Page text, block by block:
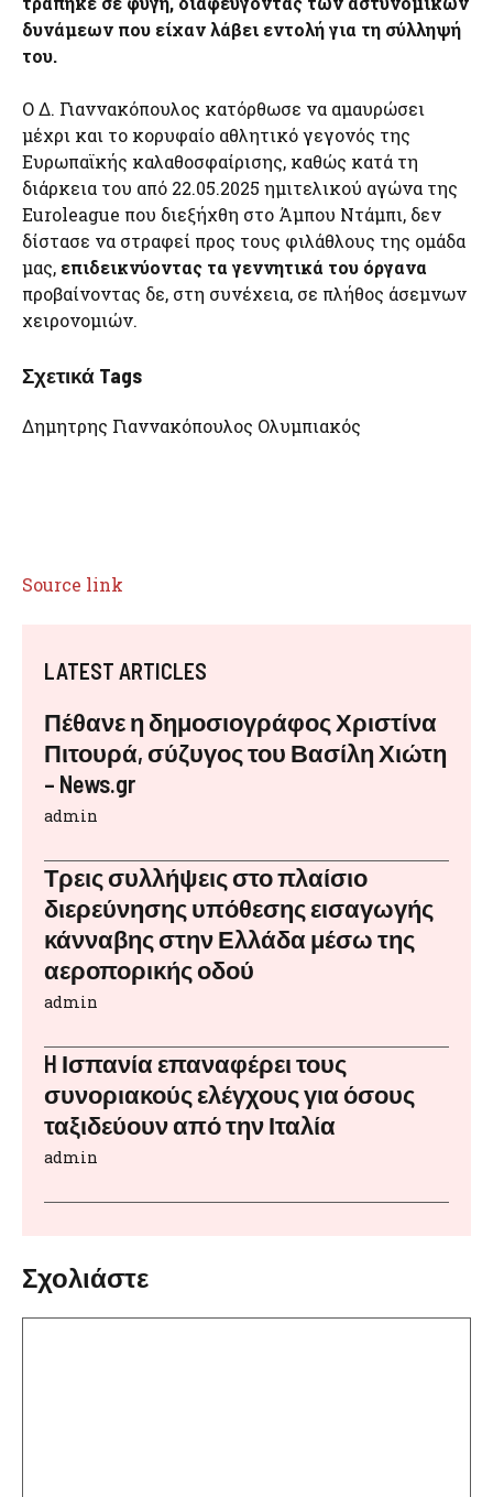
δυνάμεων που είχαν λάβει εντολή για τη σύλληψή
του.
Ο Δ. Γιαννακόπουλος κατόρθωσε να αμαυρώσει
μέχρι και το κορυφαίο αθλητικό γεγονός της
Ευρωπαϊκής καλαθοσφαίρισης, καθώς κατά τη
διάρκεια του από 22.05.2025 ημιτελικού αγώνα της
Euroleague που διεξήχθη στο Άμπου Ντάμπι, δεν
δίστασε να στραφεί προς τους φιλάθλους της ομάδα
μας, επιδεικνύοντας τα γεννητικά του όργανα
προβαίνοντας δε, στη συνέχεια, σε πλήθος άσεμνων
χειρονομιών.
Σχετικά Tags
Δημητρης Γιαννακόπουλος Ολυμπιακός
Source link
LATEST ARTICLES
Πέθανε η δημοσιογράφος Χριστίνα
Πιτουρά, σύζυγος του Βασίλη Χιώτη
– News.gr
admin
Τρεις συλλήψεις στο πλαίσιο
διερεύνησης υπόθεσης εισαγωγής
κάνναβης στην Ελλάδα μέσω της
αεροπορικής οδού
admin
H Ισπανία επαναφέρει τους
συνοριακούς ελέγχους για όσους
ταξιδεύουν από την Ιταλία
admin
Σχολιάστε